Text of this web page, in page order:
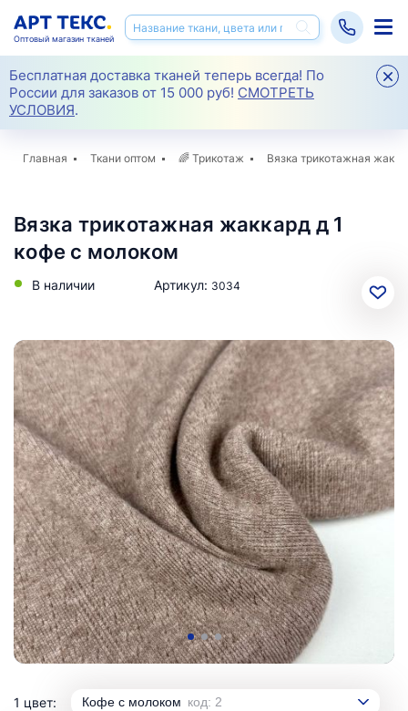
Бесплатная доставка тканей теперь всегда! По
России для заказов от 15 000 руб! СМОТРЕТЬ
УСЛОВИЯ.
Оптовый магазин тканей
Главная Ткани оптом 🌈 Трикотаж Вязка трикотажная
Вязка трикотажная жаккард д 1
кофе с молоком
В наличии Артикул: 3034
1 цвет: Кофе с молоком код: 2